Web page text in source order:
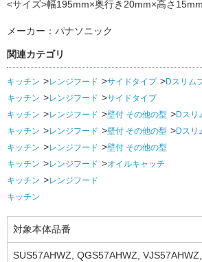
<サイズ>幅195mm×奥行き20mm×高さ15mm
メーカー：パナソニック
関連カテゴリ
キッチン レンジフード サイドタイプ
Dスリム
キッチン
レンジフード
サイドタイプ
キッチン
レンジフード 壁付 その他の型
Dスリ
キッチン
レンジフード 壁付 その他の型
Dスリ
キッチン
レンジフード
壁付 その他の型
キッチン
レンジフード
オイルキャッチ
キッチン
レンジフード
キッチン
対象本体品番
SUS57AHWZ, QGS57AHWZ,